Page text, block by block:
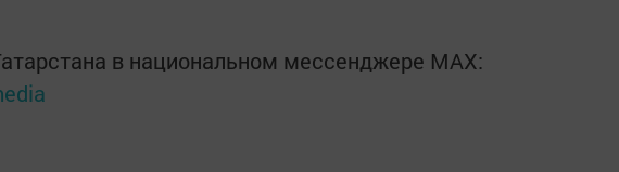
в национальном мессенджере MАХ: